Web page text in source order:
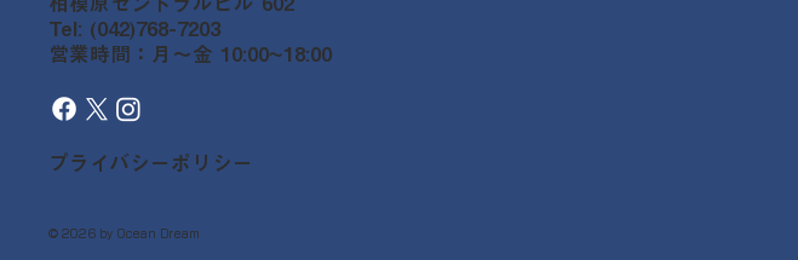
Tel: (042)768-7203
営業時間：月～金 10:00~18:00
プライバシーポリシー
© 2026 by Ocean Dream